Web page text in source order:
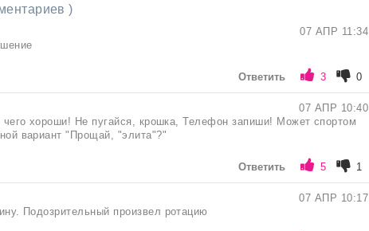
)
07 АПР 11:34
Ответить 3 0
07 АПР 10:40
хороши! Не пугайся, крошка, Телефон запиши! Может спортом
вариант "Прощай, "элита"?"
Ответить 5 1
07 АПР 10:17
Подозрительный произвел ротацию